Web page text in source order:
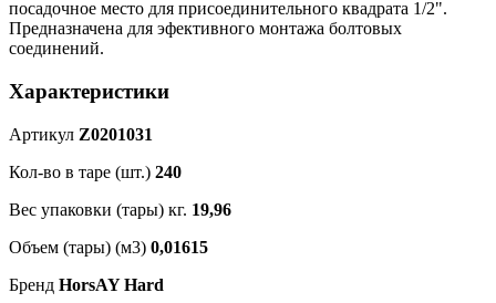
посадочное место для присоединительного квадрата 1/2".
Предназначена для эфективного монтажа болтовых
соединений.
Характеристики
Артикул Z0201031
Кол-во в таре (шт.) 240
Вес упаковки (тары) кг. 19,96
Объем (тары) (м3) 0,01615
Бренд HorsAY Hard